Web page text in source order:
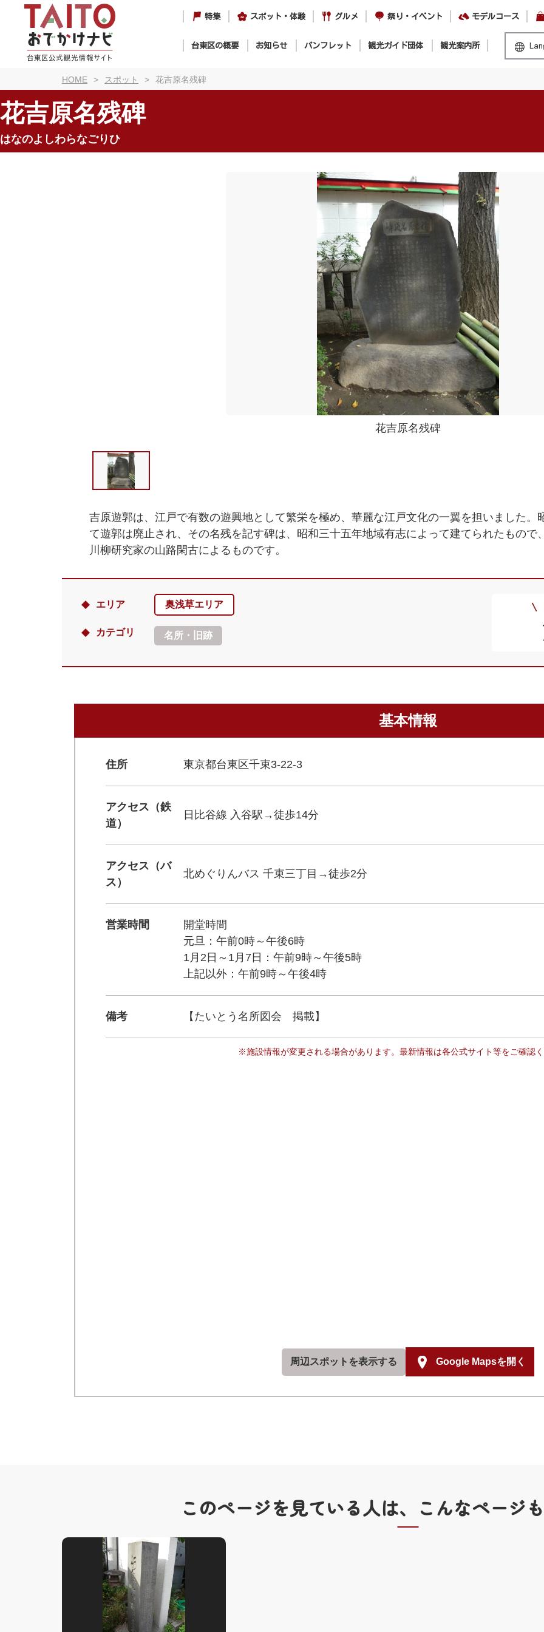
特集 スポット・体験 グルメ 祭り・イベント モデルコース
台東区の概要 お知らせ パンフレット 観光ガイド団体 観光案内所
HOME スポット 花吉原名残碑
花吉原名残碑
はなのよしわらなごりひ
花吉原名残碑
吉原遊郭は、江戸で有数の遊興地として繁栄を極め、華麗な江戸文化の一翼を担いました。
て遊郭は廃止され、その名残を記す碑は、昭和三十五年地域有志によって建てられたもので
川柳研究家の山路閑古によるものです。
エリア 奥浅草エリア
カテゴリ 名所・旧跡
基本情報
住所 東京都台東区千束3-22-3
アクセス（鉄
道）
日比谷線 入谷駅→徒歩14分
アクセス（バ
ス）
北めぐりんバス 千束三丁目→徒歩2分
営業時間
開堂時間
元旦：午前0時～午後6時
1月2日～1月7日：午前9時～午後5時
上記以外：午前9時～午後4時
備考 【たいとう名所図会 掲載】
※施設情報が変更される場合があります。最新情報は各公式サイト等をご確認
周辺スポットを表示する Google Mapsを開く
このページを見ている人は、 こんなページ